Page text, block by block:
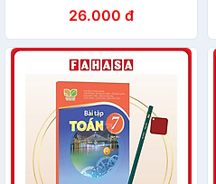
26.000 đ